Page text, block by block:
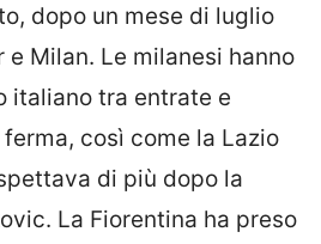
dopo un mese di luglio
Milan. Le milanesi hanno
italiano tra entrate e
così come la Lazio
di più dopo la
La Fiorentina ha preso